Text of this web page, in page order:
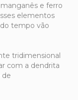
e ferro
elementos
tempo vão
tridimensional
com a dendrita
de